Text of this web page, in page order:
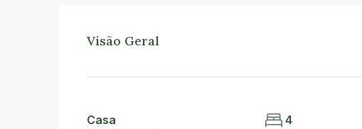
Visão Geral
Casa 4